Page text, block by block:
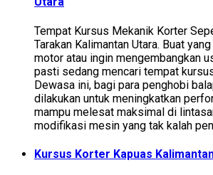
Tempat Kursus Mekanik Korter
Tarakan Kalimantan Utara. Buat
motor atau ingin mengembangkan
pasti sedang mencari tempat
Dewasa ini, bagi para penghobi
dilakukan untuk meningkatkan
mampu melesat maksimal di
modifikasi mesin yang tak kalah
Kursus Korter Kapuas